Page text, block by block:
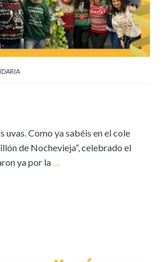
uvas. Como ya sabéis en el cole
de Nochevieja“, celebrado el
ya por la…